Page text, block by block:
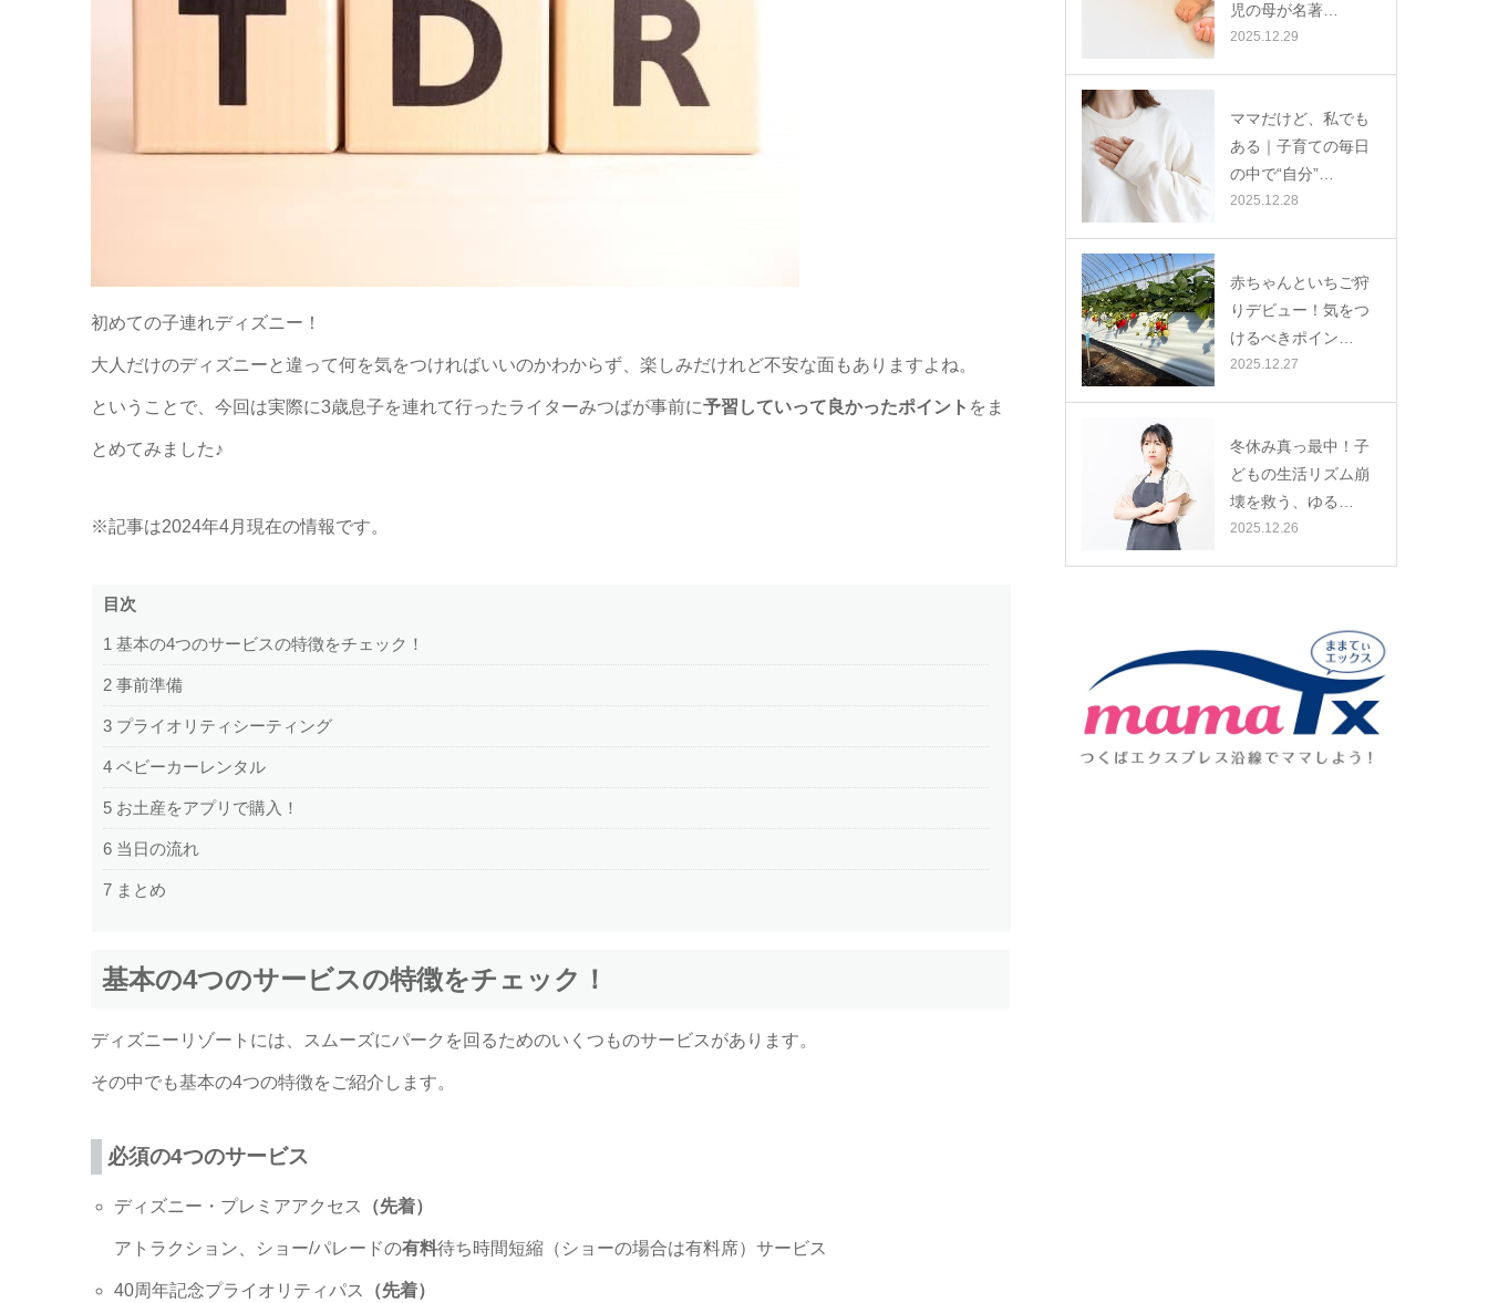
初めての子連れディズニー！
大人だけのディズニーと違って何を気をつければいいのかわからず、楽しみだけれど不安な面もありますよね。
ということで、今回は実際に3歳息子を連れて行ったライターみつばが事前に予習していって良かったポイント をま
とめてみました♪
※記事は2024年4月現在の情報です。
目次
1 基本の4つのサービスの特徴をチェック！
2 事前準備
3 プライオリティシーティング
4 ベビーカーレンタル
5 お土産をアプリで購入！
6 当日の流れ
7 まとめ
基本の4つのサービスの特徴をチェック！
ディズニーリゾートには、スムーズにパークを回るためのいくつものサービスがあります。
その中でも基本の4つの特徴をご紹介します。
必須の4つのサービス
ディズニー・プレミアアクセス （先着）
アトラクション、ショー/パレードの有料待ち時間短縮（ショーの場合は有料席）サービス
40周年記念プライオリティパス （先着）
児の母が名著…
2025.12.29
ママだけど、私でも
ある｜子育ての毎日
の中で“自分”…
2025.12.28
赤ちゃんといちご狩
りデビュー！気をつ
けるべきポイン…
2025.12.27
冬休み真っ最中！子
どもの生活リズム崩
壊を救う、ゆる…
2025.12.26